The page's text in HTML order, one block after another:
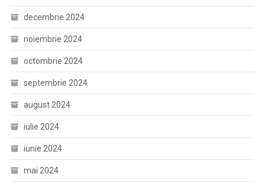
decembrie 2024
noiembrie 2024
octombrie 2024
septembrie 2024
august 2024
iulie 2024
iunie 2024
mai 2024